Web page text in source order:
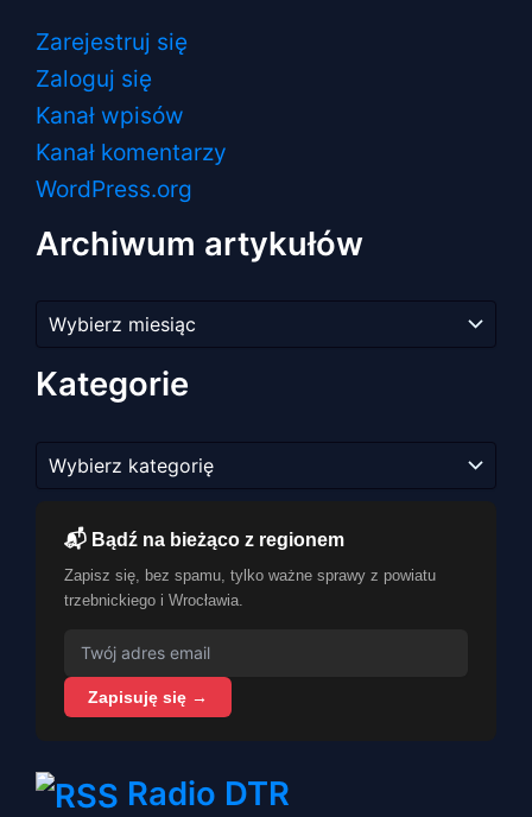
Zarejestruj się
Zaloguj się
Kanał wpisów
Kanał komentarzy
WordPress.org
Archiwum artykułów
artykułów
Kategorie
📬 Bądź na bieżąco z regionem
Zapisz się, bez spamu, tylko ważne sprawy z powiatu
trzebnickiego i Wrocławia.
Zapisuję się →
Radio DTR